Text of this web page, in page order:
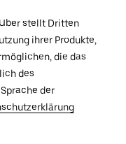
stellt Dritten
ihrer Produkte,
die das
des
der